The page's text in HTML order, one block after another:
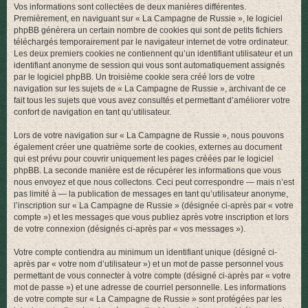
Vos informations sont collectées de deux manières différentes.
Premièrement, en naviguant sur « La Campagne de Russie », le logiciel
phpBB génèrera un certain nombre de cookies qui sont de petits fichiers
téléchargés temporairement par le navigateur internet de votre ordinateur.
Les deux premiers cookies ne contiennent qu’un identifiant utilisateur et un
identifiant anonyme de session qui vous sont automatiquement assignés
par le logiciel phpBB. Un troisième cookie sera créé lors de votre
navigation sur les sujets de « La Campagne de Russie », archivant de ce
fait tous les sujets que vous avez consultés et permettant d’améliorer votre
confort de navigation en tant qu’utilisateur.
Lors de votre navigation sur « La Campagne de Russie », nous pouvons
également créer une quatrième sorte de cookies, externes au document
qui est prévu pour couvrir uniquement les pages créées par le logiciel
phpBB. La seconde manière est de récupérer les informations que vous
nous envoyez et que nous collectons. Ceci peut correspondre — mais n’est
pas limité à — la publication de messages en tant qu’utilisateur anonyme,
l’inscription sur « La Campagne de Russie » (désignée ci-après par « votre
compte ») et les messages que vous publiez après votre inscription et lors
de votre connexion (désignés ci-après par « vos messages »).
Votre compte contiendra au minimum un identifiant unique (désigné ci-
après par « votre nom d’utilisateur ») et un mot de passe personnel vous
permettant de vous connecter à votre compte (désigné ci-après par « votre
mot de passe ») et une adresse de courriel personnelle. Les informations
de votre compte sur « La Campagne de Russie » sont protégées par les